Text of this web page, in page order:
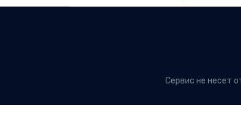
Сервис не несет